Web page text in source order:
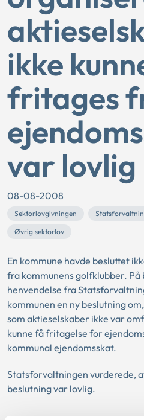
ikke
fritages
var lovlig
08-08-2008
Sektorlovgivningen
Øvrig sektorlov
En kommune havde besluttet
fra kommunens golfklubber. På
henvendelse fra
kommunen en ny beslutning
som aktieselskaber ikke var
kunne få fritagelse for
kommunal ejendomsskat.
Statsforvaltningen vurderede,
beslutning var lovlig.